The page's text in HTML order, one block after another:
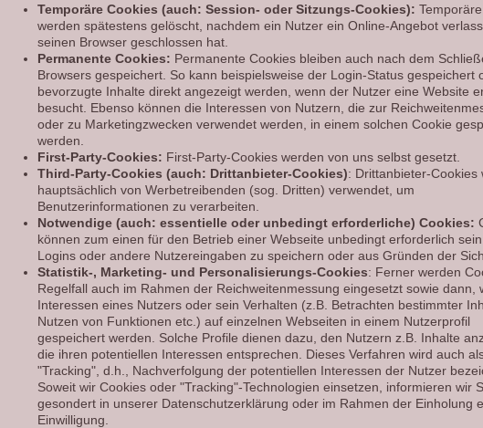
Temporäre Cookies (auch: Session- oder Sitzungs-Cookies):
werden spätestens gelöscht, nachdem ein Nutzer ein Online-Angebot
seinen Browser geschlossen hat.
Permanente Cookies: Permanente Cookies bleiben auch nach dem
Browsers gespeichert. So kann beispielsweise der Login-Status gespeichert
bevorzugte Inhalte direkt angezeigt werden, wenn der Nutzer eine Website
besucht. Ebenso können die Interessen von Nutzern, die zur
oder zu Marketingzwecken verwendet werden, in einem solchen Cookie
werden.
First-Party-Cookies: First-Party-Cookies werden von uns selbst gesetzt.
Third-Party-Cookies (auch: Drittanbieter-Cookies): Drittanbieter-Cookies
hauptsächlich von Werbetreibenden (sog. Dritten) verwendet, um
Benutzerinformationen zu verarbeiten.
Notwendige (auch: essentielle oder unbedingt erforderliche) Cookies:
können zum einen für den Betrieb einer Webseite unbedingt erforderlich
Logins oder andere Nutzereingaben zu speichern oder aus Gründen der
Statistik-, Marketing- und Personalisierungs-Cookies: Ferner werden
Regelfall auch im Rahmen der Reichweitenmessung eingesetzt sowie dann,
Interessen eines Nutzers oder sein Verhalten (z.B. Betrachten bestimmter
Nutzen von Funktionen etc.) auf einzelnen Webseiten in einem Nutzerprofil
gespeichert werden. Solche Profile dienen dazu, den Nutzern z.B. Inhalte
die ihren potentiellen Interessen entsprechen. Dieses Verfahren wird auch
"Tracking", d.h., Nachverfolgung der potentiellen Interessen der Nutzer
Soweit wir Cookies oder "Tracking"-Technologien einsetzen, informieren wir
gesondert in unserer Datenschutzerklärung oder im Rahmen der Einholung
Einwilligung.